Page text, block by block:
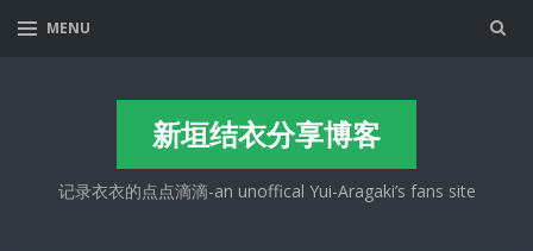
MENU
新垣结衣分享博客
记录衣衣的点点滴滴-an unoffical Yui-Aragaki’s fans site